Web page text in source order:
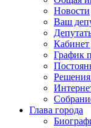
Новости
Ваш
Кабинет
График
Глава города